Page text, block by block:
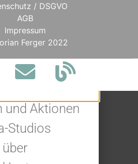
/ DSGVO
AGB
Impressum
Ferger 2022
und Aktionen
Studios